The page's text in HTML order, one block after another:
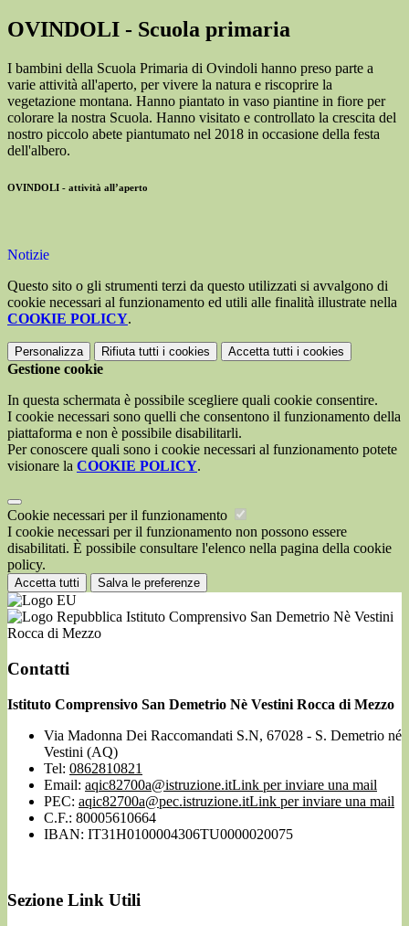
OVINDOLI - Scuola primaria
I bambini della Scuola Primaria di Ovindoli hanno preso parte a
varie attività all'aperto, per vivere la natura e riscoprire la
vegetazione montana. Hanno piantato in vaso piantine in fiore per
colorare la nostra Scuola. Hanno visitato e controllato la crescita del
nostro piccolo abete piantumato nel 2018 in occasione della festa
dell'albero.
OVINDOLI - attività all’aperto
Notizie
Questo sito o gli strumenti terzi da questo utilizzati si avvalgono di
cookie necessari al funzionamento ed utili alle finalità illustrate nella
COOKIE POLICY.
Personalizza Rifiuta tutti i cookies Accetta tutti i cookies
Gestione cookie
In questa schermata è possibile scegliere quali cookie consentire.
I cookie necessari sono quelli che consentono il funzionamento della
piattaforma e non è possibile disabilitarli.
Per conoscere quali sono i cookie necessari al funzionamento potete
visionare la COOKIE POLICY.
Cookie necessari per il funzionamento
I cookie necessari per il funzionamento non possono essere
disabilitati. È possibile consultare l'elenco nella pagina della cookie
policy.
Accetta tutti Salva le preferenze
Istituto Comprensivo San Demetrio Nè Vestini
Rocca di Mezzo
Contatti
Istituto Comprensivo San Demetrio Nè Vestini Rocca di Mezzo
Via Madonna Dei Raccomandati S.N, 67028 - S. Demetrio né
Vestini (AQ)
Tel: 0862810821
Email: aqic82700a@istruzione.itLink per inviare una mail
PEC: aqic82700a@pec.istruzione.itLink per inviare una mail
C.F.: 80005610664
IBAN: IT31H0100004306TU0000020075
Sezione Link Utili